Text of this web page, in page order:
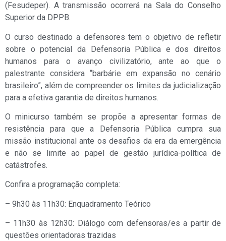
(Fesudeper). A transmissão ocorrerá na Sala do Conselho
Superior da DPPB.
O curso destinado a defensores tem o objetivo de refletir
sobre o potencial da Defensoria Pública e dos direitos
humanos para o avanço civilizatório, ante ao que o
palestrante considera “barbárie em expansão no cenário
brasileiro”, além de compreender os limites da judicialização
para a efetiva garantia de direitos humanos.
O minicurso também se propõe a apresentar formas de
resistência para que a Defensoria Pública cumpra sua
missão institucional ante os desafios da era da emergência
e não se limite ao papel de gestão jurídica-política de
catástrofes.
Confira a programação completa:
– 9h30 às 11h30: Enquadramento Teórico
– 11h30 às 12h30: Diálogo com defensoras/es a partir de
questões orientadoras trazidas